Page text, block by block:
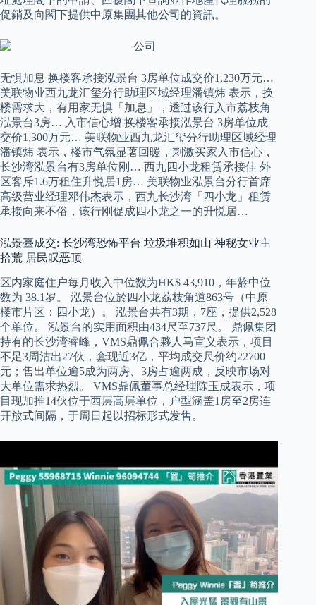
促銷及向閣下提供中原集團其他公司的資訊。
无惧加息 换楼客承接泓景台 3房单位成交价1,230万元…
美联物业西九龙汇玺分行助理区域经理潘镇炜 表示，换
楼需求大，有用家无惧「加息」，透过该行入市荔枝角
泓景台3房… 入市信心增 换楼客承接泓景台 3房单位成
交价1,300万元… 美联物业西九龙汇玺分行助理区域经理
潘镇炜 表示，楼市气氛显著回暖，刺激买家入市信心，
长沙湾泓景台有3房单位刚… 西九四小龙租赁承接佳 外
区客斥1.6万租住升悦居1房… 美联物业泓景台分行首席
高级营业经理邓伟杰表示，西九长沙湾「四小龙」租赁
承接向来不俗，该行刚促成四小龙之一的升悦居…
泓景臺成交: 长沙湾恐怖平台 垃圾堆积如山 神秘女业主
拾荒 居民叹恶顶
区内家庭住户每月收入中位数为HK$ 43,910，年龄中位
数为 38.1岁。 泓景台位於四小龙荔枝角道863号（中原
楼市片区：四小龙）。 泓景台共有3期，7座，提供2,528
个单位。 泓景台的实用面积由434尺至737尺。 鼎佩集团
持有的长沙湾睿峰，VMS鼎佩合夥人马宣义表示，项目
不足3周沽出27伙，套现近3亿，平均成交尺价约22700
元；售出单位逾5成为两房、3房占逾两成，反映市场对
大单位需求热烈。 VMS鼎佩董事总经理陈玉成表示，项
目现加推14伙位于西层高层单位，户型涵盖1房至2房连
开放式间隔，于周日起以招标形式发售。